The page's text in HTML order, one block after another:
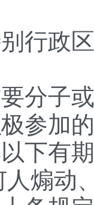
别行政
分子
参加
下有
煽动